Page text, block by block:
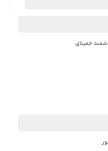
جمینای